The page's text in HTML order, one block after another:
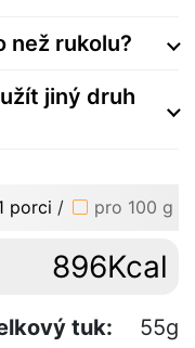
než rukolu?
jiný druh
porci / pro 100 g
896Kcal
tuk:
55g